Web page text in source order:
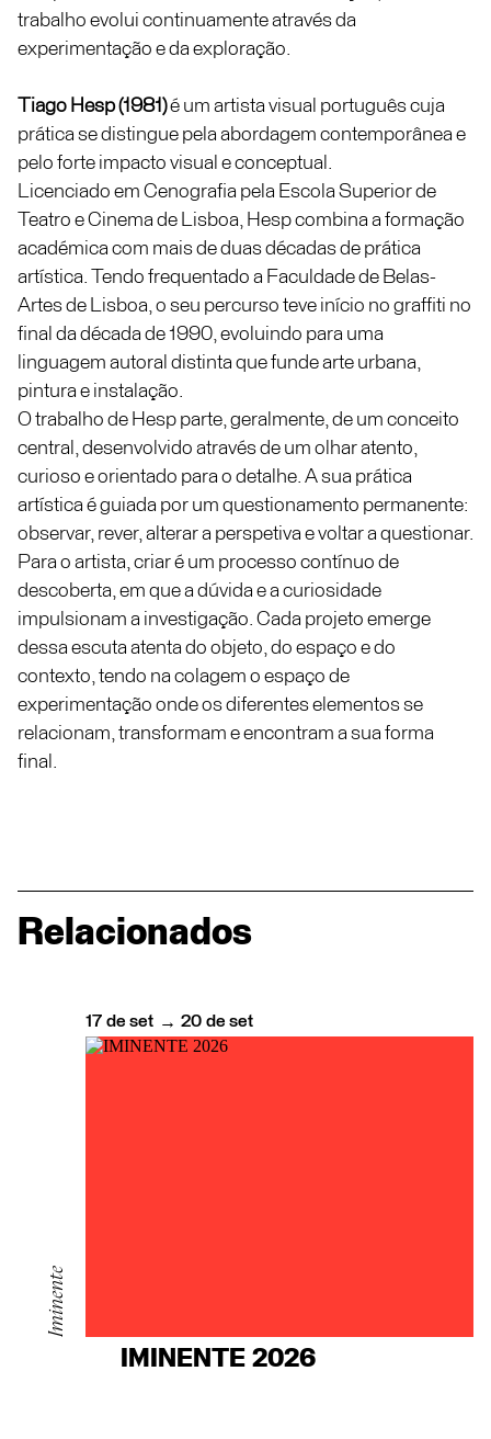
trabalho evolui continuamente através da
experimentação e da exploração.
Tiago Hesp (1981)é um artista visual português cuja
prática se distingue pela abordagem contemporânea e
pelo forte impacto visual e conceptual.
Licenciado em Cenografia pela Escola Superior de
Teatro e Cinema de Lisboa, Hesp combina a formação
académica com mais de duas décadas de prática
artística. Tendo frequentado a Faculdade de Belas-
Artes de Lisboa, o seu percurso teve início no graffiti no
final da década de 1990, evoluindo para uma
linguagem autoral distinta que funde arte urbana,
pintura e instalação.
O trabalho de Hesp parte, geralmente, de um conceito
central, desenvolvido através de um olhar atento,
curioso e orientado para o detalhe. A sua prática
artística é guiada por um questionamento permanente:
observar, rever, alterar a perspetiva e voltar a questionar.
Para o artista, criar é um processo contínuo de
descoberta, em que a dúvida e a curiosidade
impulsionam a investigação. Cada projeto emerge
dessa escuta atenta do objeto, do espaço e do
contexto, tendo na colagem o espaço de
experimentação onde os diferentes elementos se
relacionam, transformam e encontram a sua forma
final.
Relacionados
17 de set → 20 de set
Iminente
IMINENTE 2026